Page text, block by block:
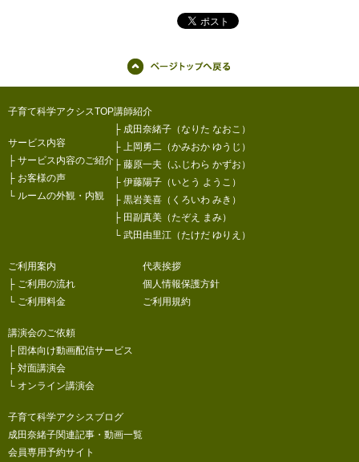
子育て科学アクシスTOP
サービス内容
├ サービス内容のご紹介
├ お客様の声
└ ルームの外観・内観
講師紹介
├ 成田奈緒子（なりた なおこ）
├
上岡勇二（かみおか ゆうじ）
├ 藤原一夫（ふじわら かずお）
├ 伊藤陽子（いとう ようこ）
├ 黒岩美喜（くろいわ みき）
├ 田副真美（たぞえ まみ）
└ 武田由里江（たけだ ゆりえ）
ご利用案内
├ ご利用の流れ
└ ご利用料金
講演会のご依頼
├ 団体向け動画配信サービス
├ 対面講演会
└ オンライン講演会
子育て科学アクシスブログ
成田奈緒子関連記事・動画一覧
会員専用予約サイト
代表挨拶
個人情報保護方針
ご利用規約